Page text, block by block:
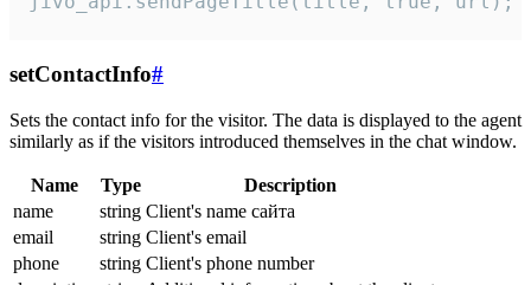
setContactInfo#
Sets the contact info for the visitor. The data is displayed to the agent
similarly as if the visitors introduced themselves in the chat window.
Name Type
Description
name
string Client's name сайта
email
string Client's email
phone
string Client's phone number